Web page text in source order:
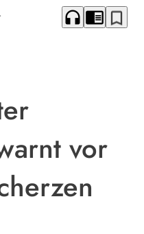
headphones chrome_reader_mode bookmark_border
vor